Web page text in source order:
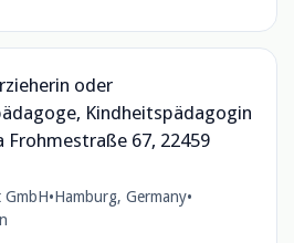
oder
Kindheitspädagogin
Frohmestraße 67, 22459
GmbH•Hamburg, Germany•